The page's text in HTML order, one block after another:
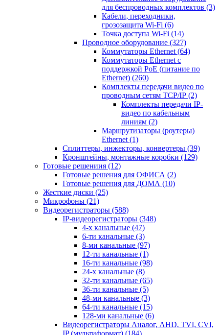
для беспроводных комплектов (3)
Кабели, переходники,
грозозащита Wi-Fi (6)
Точка доступа Wi-Fi (14)
Проводное оборудование (327)
Коммутаторы Ethernet (64)
Коммутаторы Ethernet с
поддержкой PoE (питание по
Ethernet) (260)
Комплекты передачи видео по
проводным сетям TCP/IP (2)
Комплекты передачи IP-
видео по кабельным
линиям (2)
Маршрутизаторы (роутеры)
Ethernet (1)
Сплиттеры, инжекторы, конвертеры (39)
Кронштейны, монтажные коробки (129)
Готовые решениия (12)
Готовые решения для ОФИСА (2)
Готовые решения для ДОМА (10)
Жесткие диски (25)
Микрофоны (21)
Видеорегистраторы (588)
IP-видеорегистраторы (348)
4-х канальные (47)
6-ти канальные (3)
8-ми канальные (97)
12-ти канальные (1)
16-ти канальные (98)
24-х канальные (8)
32-ти канальные (65)
36-ти канальные (5)
48-ми канальные (3)
64-ти канальные (15)
128-ми канальные (6)
Видеорегистраторы Аналог, AHD, TVI, CVI,
IP (мультиформат) (184)